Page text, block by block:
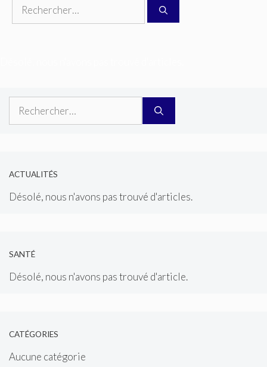
Rechercher :
Rechercher :
ACTUALITÉS
Désolé, nous n'avons pas trouvé d'articles.
SANTÉ
Désolé, nous n'avons pas trouvé d'article.
CATÉGORIES
Aucune catégorie